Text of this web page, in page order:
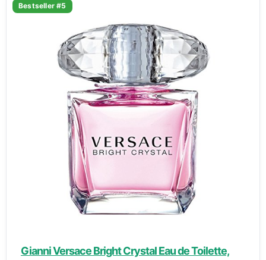
Bestseller #5
Gianni Versace Bright Crystal Eau de Toilette,